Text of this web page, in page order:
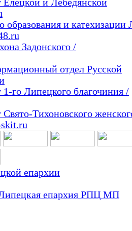
епархии
епархия РПЦ МП